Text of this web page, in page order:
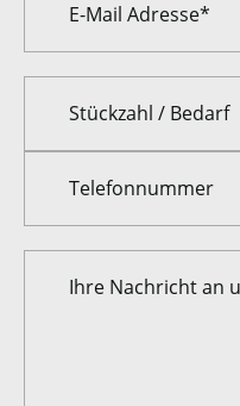
E-Mail Adresse*
Stückzahl / Bedarf
Telefonnummer
Ihre Nachricht an